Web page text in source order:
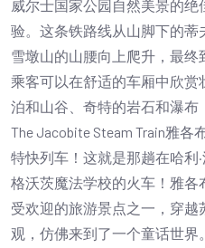
威尔士国家公园自然美景的
验。这条铁路线从山脚下的蒂
雪墩山的山腰向上爬升，最终
乘客可以在舒适的车厢中欣
泊和山谷、奇特的岩石和瀑布
The Jacobite Steam Train雅
特快列车！这就是那趟在哈利
格沃茨魔法学校的火车！雅
受欢迎的旅游景点之一，穿
观，仿佛来到了一个童话世